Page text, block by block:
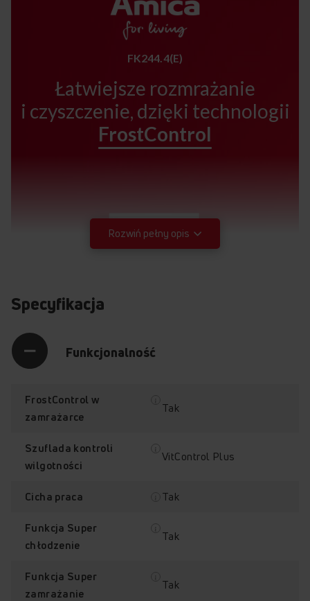
FK244.4(E)
Łatwiejsze rozmrażanie
i czyszczenie, dzięki technologii
FrostControl
Rozwiń pełny opis
Specyfikacja
Funkcjonalność
FrostControl w
zamrażarce
Tak
Szuflada kontroli
wilgotności
VitControl Plus
Cicha praca Tak
Funkcja Super
chłodzenie
Tak
Funkcja Super
zamrażanie
Tak